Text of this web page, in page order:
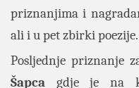
priznanjima i
ali i u pet zbirki poezije.
Posljednje priznanje
Šapca gdje je na